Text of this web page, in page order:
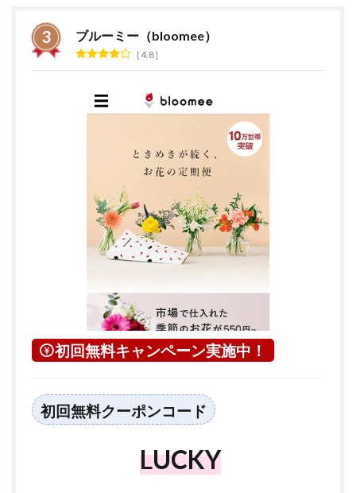
ブルーミー（bloomee）
4.8
初回無料キャンペーン実施中！
初回無料クーポンコード
LUCKY